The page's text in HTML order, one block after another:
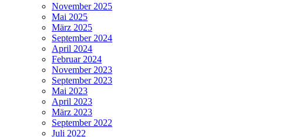
November 2025
Mai 2025
März 2025
September 2024
April 2024
Februar 2024
November 2023
September 2023
Mai 2023
April 2023
März 2023
September 2022
Juli 2022